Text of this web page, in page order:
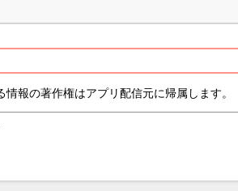
報の著作権はアプリ配信元に帰属します。